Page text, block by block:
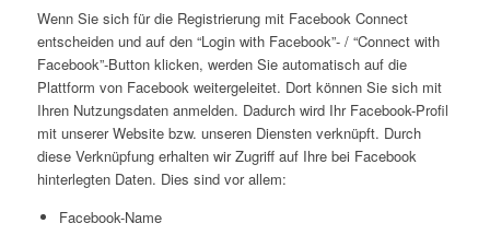
Wenn Sie sich für die Registrierung mit Facebook Connect
entscheiden und auf den “Login with Facebook”- / “Connect with
Facebook”-Button klicken, werden Sie automatisch auf die
Plattform von Facebook weitergeleitet. Dort können Sie sich mit
Ihren Nutzungsdaten anmelden. Dadurch wird Ihr Facebook-Profil
mit unserer Website bzw. unseren Diensten verknüpft. Durch
diese Verknüpfung erhalten wir Zugriff auf Ihre bei Facebook
hinterlegten Daten. Dies sind vor allem:
Facebook-Name